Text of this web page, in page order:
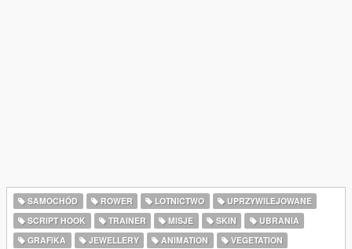
SAMOCHÓD ROWER LOTNICTWO
UPRZYWILEJOWANE
SCRIPT HOOK
TRAINER MISJE SKIN
UBRANIA
GRAFIKA
JEWELLERY ANIMATION
VEGETATION